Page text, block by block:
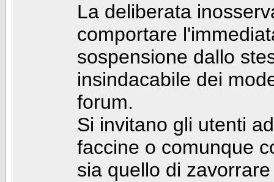
La deliberata
comportare
sospensione dallo
insindacabile dei
forum.
Si invitano gli utenti
faccine o comunque
sia quello di